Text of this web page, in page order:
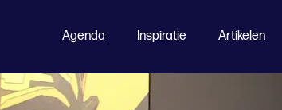
Agenda Inspiratie Artikelen